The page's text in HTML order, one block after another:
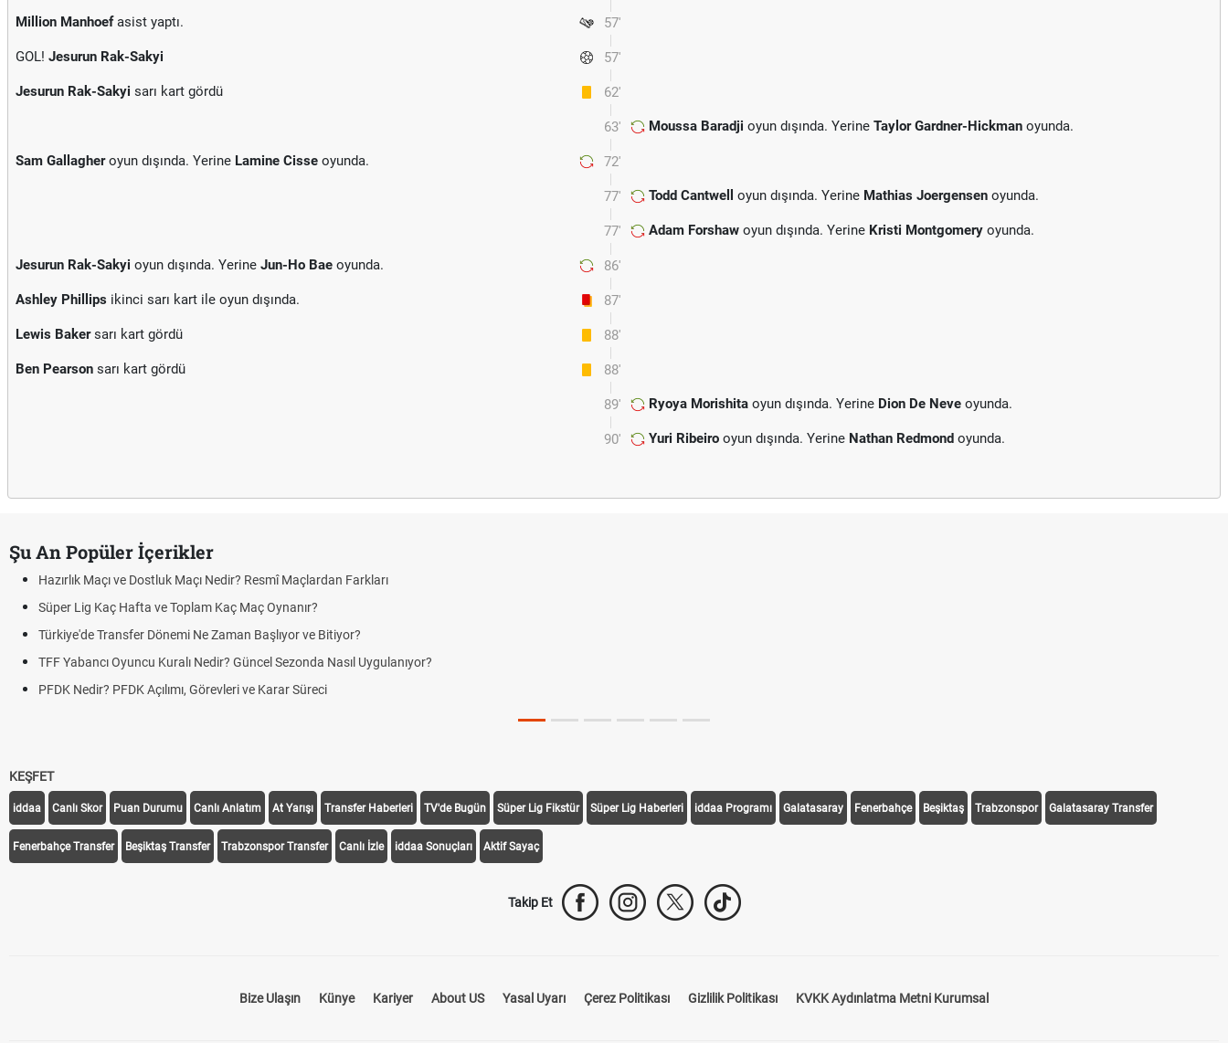
57'
Million Manhoefasist yaptı.
57'
GOL! Jesurun Rak-Sakyi
62'
Jesurun Rak-Sakyi sarı kart gördü
63' Moussa Baradji oyun dışında. Yerine Taylor Gardner-Hickman oyunda.
72'
Sam Gallagheroyun dışında. Yerine Lamine Cisse oyunda.
77' Todd Cantwell oyun dışında. Yerine Mathias Joergensen oyunda.
77' Adam Forshaw oyun dışında. Yerine Kristi Montgomery oyunda.
86'
Jesurun Rak-Sakyi oyun dışında. Yerine Jun-Ho Bae oyunda.
87'
Ashley Phillips ikinci sarı kart ile oyun dışında.
88'
Lewis Bakersarı kart gördü
88'
Ben Pearson sarı kart gördü
89' Ryoya Morishita oyun dışında. Yerine Dion De Neve oyunda.
90' Yuri Ribeiro oyun dışında. Yerine Nathan Redmond oyunda.
Şu An Popüler İçerikler
Hazırlık Maçı ve Dostluk Maçı Nedir? Resmî Maçlardan Farkları
Süper Lig Kaç Hafta ve Toplam Kaç Maç Oynanır?
Türkiye'de Transfer Dönemi Ne Zaman Başlıyor ve Bitiyor?
TFF Yabancı Oyuncu Kuralı Nedir? Güncel Sezonda Nasıl Uygulanıyor?
PFDK Nedir? PFDK Açılımı, Görevleri ve Karar Süreci
KEŞFET
iddaa Canlı Skor Puan Durumu Canlı Anlatım At Yarışı Transfer Haberleri TV'de Bugün Süper Lig Fikstür Süper Lig Haberleri iddaa Programı Galatasaray Fenerbahçe Beşiktaş Trabzonspor Galatasaray Transfer
Fenerbahçe Transfer Beşiktaş Transfer Trabzonspor Transfer Canlı İzle iddaa Sonuçları Aktif Sayaç
Takip Et
Bize Ulaşın Künye Kariyer About US Yasal Uyarı Çerez Politikası Gizlilik Politikası KVKK Aydınlatma Metni Kurumsal